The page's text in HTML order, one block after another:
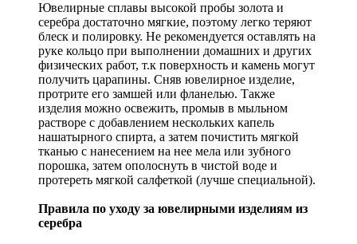
Ювелирные сплавы высокой пробы золота и
серебра достаточно мягкие, поэтому легко теряют
блеск и полировку. Не рекомендуется оставлять на
руке кольцо при выполнении домашних и других
физических работ, т.к поверхность и камень могут
получить царапины. Сняв ювелирное изделие,
протрите его замшей или фланелью. Также
изделия можно освежить, промыв в мыльном
растворе с добавлением нескольких капель
нашатырного спирта, а затем почистить мягкой
тканью с нанесением на нее мела или зубного
порошка, затем ополоснуть в чистой воде и
протереть мягкой салфеткой (лучше специальной).
Правила по уходу за ювелирными изделиям из
серебра